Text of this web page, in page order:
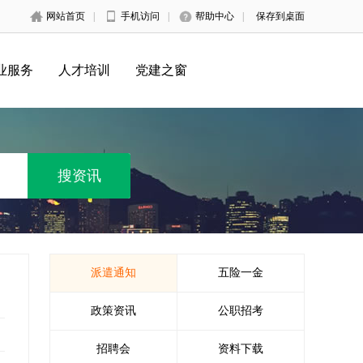
网站首页 手机访问 帮助中心 保存到桌面
服务 人才培训 党建之窗
派遣通知 五险一金
政策资讯 公职招考
招聘会 资料下载